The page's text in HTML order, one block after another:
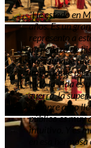
“He estado en
años. Es un
represento a
un pedazo de
que, aunque
importante
todo la vida es
guerra, la
siempre amo
público es muy
intuitivo. Y es
en esa